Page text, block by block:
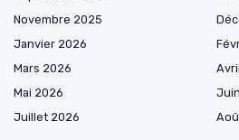
Novembre 2025
Janvier 2026
Mars 2026
Mai 2026
Juillet 2026